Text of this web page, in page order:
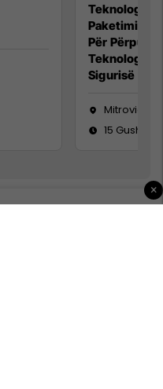
Teknolog/e
Paketimin e
Për
Teknolog/e
Sigurisë së
Mitrovicë
15 Gusht
×